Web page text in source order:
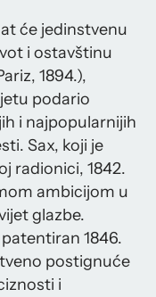
će jedinstvenu
i ostavštinu
1894.),
podario
i najpopularnijih
Sax, koji je
radionici, 1842.
ambicijom u
glazbe.
1846.
postignuće
i